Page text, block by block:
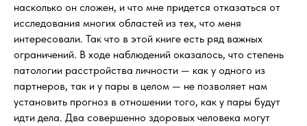
насколько он сложен, и что мне придется отказаться от
исследования многих областей из тех, что меня
интересовали. Так что в этой книге есть ряд важных
ограничений. В ходе наблюдений оказалось, что степень
патологии расстройства личности — как у одного из
партнеров, так и у пары в целом — не позволяет нам
установить прогноз в отношении того, как у пары будут
идти дела. Два совершенно здоровых человека могут